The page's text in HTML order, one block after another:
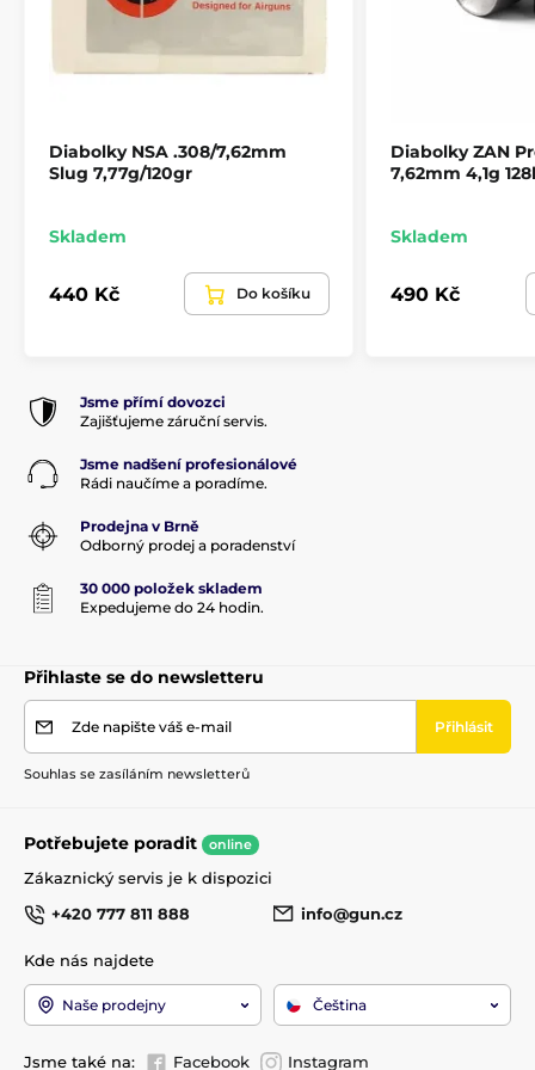
Diabolky NSA .308/7,62mm
Slug 7,77g/120gr
Skladem
440 Kč Do košíku
Diabolky ZAN
7,62mm 4,1g
Skladem
490 Kč
Jsme přímí dovozci
Zajišťujeme záruční servis.
Jsme nadšení profesionálové
Rádi naučíme a poradíme.
Prodejna v Brně
Odborný prodej a poradenství
30 000 položek skladem
Expedujeme do 24 hodin.
Přihlaste se do newsletteru
Zde napište váš e-mail Přihlásit
Souhlas se zasíláním newsletterů
Potřebujete poradit online
Zákaznický servis je k dispozici
+420 777 811 888
info@gun.cz
Kde nás najdete
Naše prodejny Čeština
Jsme také na: Facebook Instagram